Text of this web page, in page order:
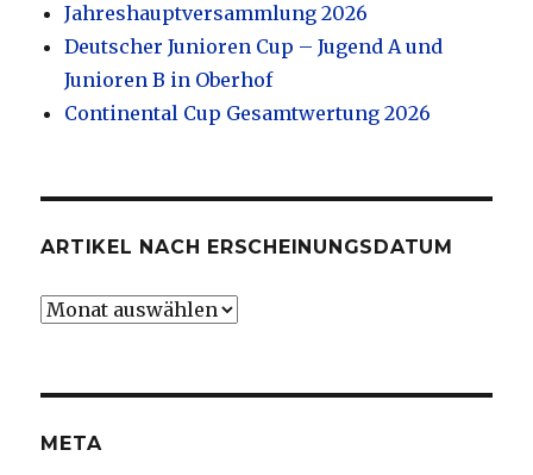
Jahreshauptversammlung 2026
Deutscher Junioren Cup – Jugend A und
Junioren B in Oberhof
Continental Cup Gesamtwertung 2026
ARTIKEL NACH ERSCHEINUNGSDATUM
Artikel
META